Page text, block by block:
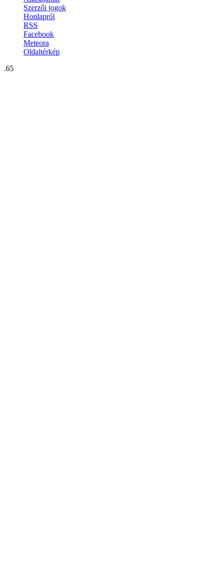
Szerzői jogok
Honlapról
RSS
Facebook
Meteora
Oldaltérkép
.65